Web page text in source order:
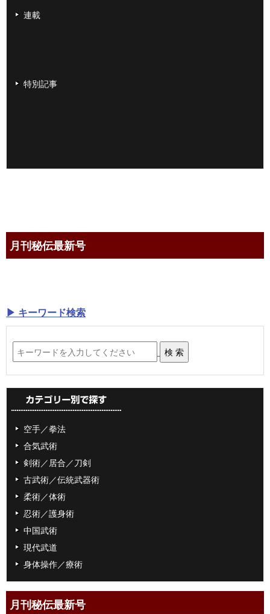
連載
特別記事
月刊秘伝最新号
▶ キーワード検索
空手／拳法
合気武術
剣術／居合／刀剣
古武術／伝統武器術
柔術／体術
忍術／護身術
中国武術
現代武道
身体操作／療術
月刊秘伝最新号